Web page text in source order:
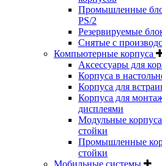
Промышленные
PS/2
Резервируемые
Снятые с
Компьютерные корпуса
Аксессуары для
Корпуса в
Корпуса для
Корпуса для
дисплеями
Модульные
стойки
Промышленные
стойки
Мобильные системы